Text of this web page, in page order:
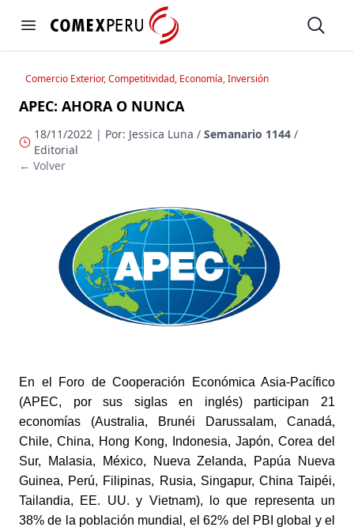
Open menu
https://www.comexperu.org.pe Open
Comercio Exterior, Competitividad, Economía, Inversión
APEC: AHORA O NUNCA
18/11/2022 | Por: Jessica Luna /Semanario 1144 /
Editorial
← Volver
En el Foro de Cooperación Económica Asia-Pacífico
(APEC, por sus siglas en inglés) participan 21
economías (Australia, Brunéi Darussalam, Canadá,
Chile, China, Hong Kong, Indonesia, Japón, Corea del
Sur, Malasia, México, Nueva Zelanda, Papúa Nueva
Guinea, Perú, Filipinas, Rusia, Singapur, China Taipéi,
Tailandia, EE. UU. y Vietnam), lo que representa un
38% de la población mundial, el 62% del PBI global y el